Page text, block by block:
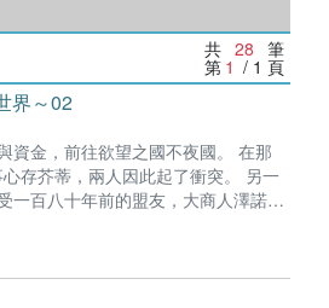
共 28 筆
第 1 / 1 頁
界～02
資金，前往欲望之國不夜國。 在那
存芥蒂，兩人因此起了衝突。 另一
一百八十年前的盟友，大商人澤諾的
紅華」、高階惡魔騎士佛爾卡
CORPORATION ★黑歷史重演，
重逢，極度混亂的不夜國篇揭幕！